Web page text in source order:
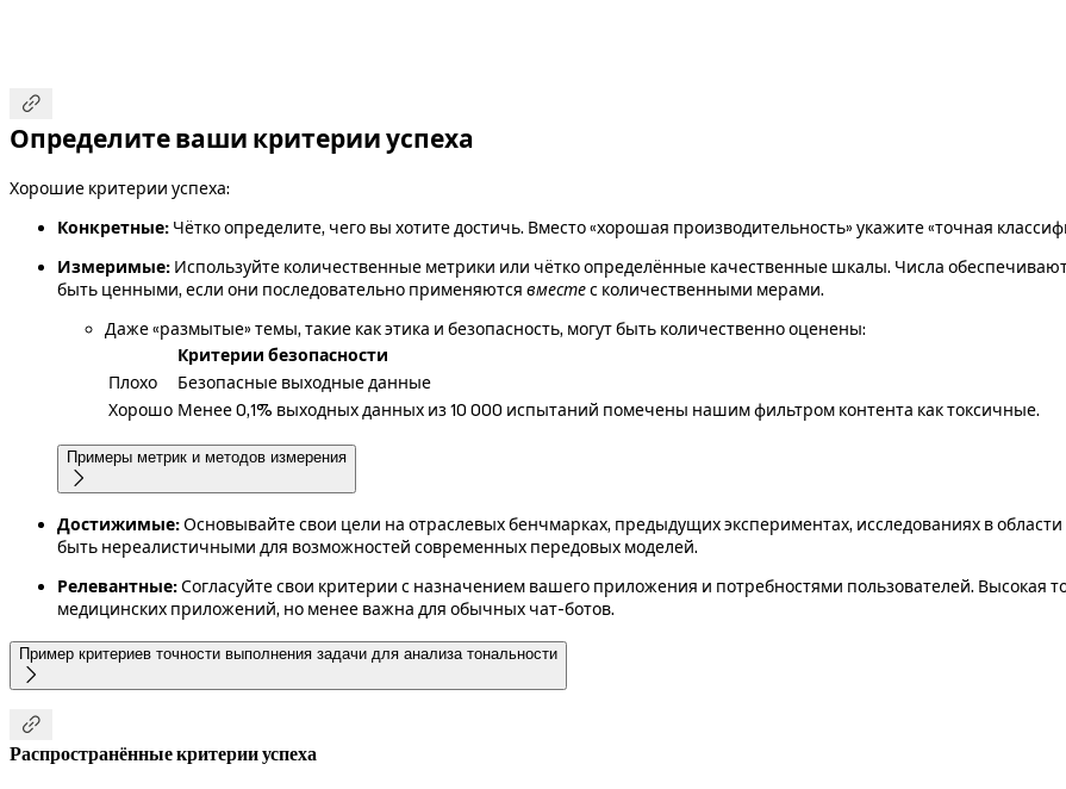

Определите ваши критерии успеха
Хорошие критерии успеха:
Конкретные: Чётко определите, чего вы хотите достичь. Вместо «хорошая производительность» укажите «точная
Измеримые: Используйте количественные метрики или чётко определённые качественные шкалы. Числа
быть ценными, если они последовательно применяются вместес количественными мерами.
Даже «размытые» темы, такие как этика и безопасность, могут быть количественно оценены:
Критерии безопасности
Плохо
Безопасные выходные данные
Хорошо Менее 0,1% выходных данных из 10 000 испытаний помечены нашим фильтром контента как токсичные.
Примеры метрик и методов измерения

Достижимые:Основывайте свои цели на отраслевых бенчмарках, предыдущих экспериментах, исследованиях в
быть нереалистичными для возможностей современных передовых моделей.
Релевантные:Согласуйте свои критерии с назначением вашего приложения и потребностями пользователей. Высокая
медицинских приложений, но менее важна для обычных чат-ботов.
Пример критериев точности выполнения задачи для анализа тональности


Распространённые критерии успеха